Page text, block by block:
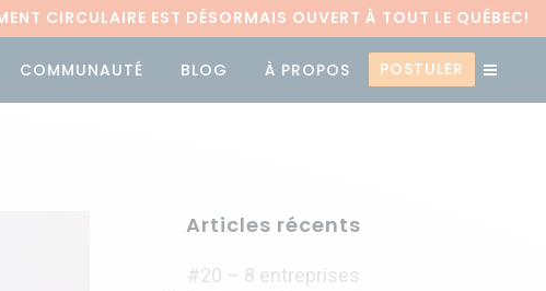
CIRCULAIRE EST DÉSORMAIS OUVERT À TOUT LE QUÉBEC!
COMMUNAUTÉ BLOG À PROPOS POSTULER
Articles récents
#20 – 8 entreprises